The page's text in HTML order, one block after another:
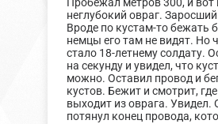
неглубокий овраг.
Вроде по кустам-то бежать
немцы его там не видят. Но
стало 18-летнему солдату.
на секунду и увидел, что
можно. Оставил провод и
кустов. Бежит и смотрит,
выходит из оврага. Увидел.
потянул конец провода,